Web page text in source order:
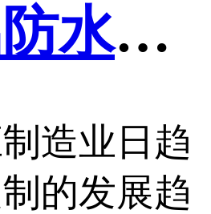
铸铝防水盒、接线盒、仪表机箱个性化定制，为客户创造差异化价值
造业日趋
的发展趋